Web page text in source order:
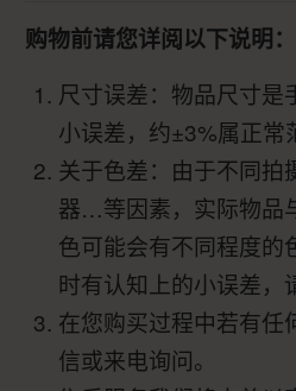
购物前请您详阅以下说明：
尺寸误差：物品尺寸是
小误差，约±3%属正常
关于色差：由于不同拍
器…等因素，实际物品
色可能会有不同程度的
时有认知上的小误差，
在您购买过程中若有任
信或来电询问。